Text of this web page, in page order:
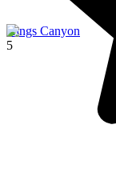
Kings Canyon
5